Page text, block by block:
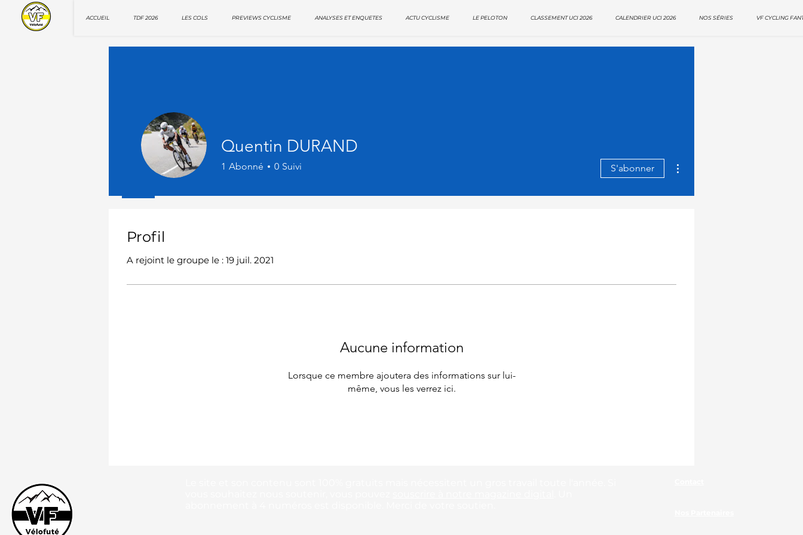
ACCUEIL TDF 2026 LES COLS PREVIEWS CYCLISME ANALYSES ET ENQUETES ACTU CYCLISME LE PELOTON CLASSEMENT UCI 2026 CALENDRIER UCI 2026 NOS SÉRIES VF CYCLING
Quentin DURAND
1 Abonné 0 Suivi S'abonner
Profil
A rejoint le groupe le : 19 juil. 2021
Aucune information
Lorsque ce membre ajoutera des informations sur lui-
même, vous les verrez ici.